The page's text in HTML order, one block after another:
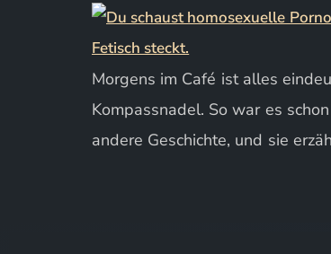
Morgens im Café ist alles
Kompassnadel. So war es
andere Geschichte, und sie